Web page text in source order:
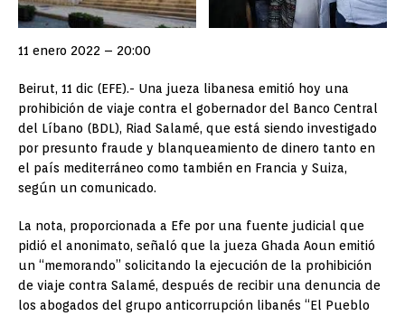
11 enero 2022 – 20:00
Beirut, 11 dic (EFE).- Una jueza libanesa emitió hoy una
prohibición de viaje contra el gobernador del Banco Central
del Líbano (BDL), Riad Salamé, que está siendo investigado
por presunto fraude y blanqueamiento de dinero tanto en
el país mediterráneo como también en Francia y Suiza,
según un comunicado.
La nota, proporcionada a Efe por una fuente judicial que
pidió el anonimato, señaló que la jueza Ghada Aoun emitió
un “memorando” solicitando la ejecución de la prohibición
de viaje contra Salamé, después de recibir una denuncia de
los abogados del grupo anticorrupción libanés “El Pueblo